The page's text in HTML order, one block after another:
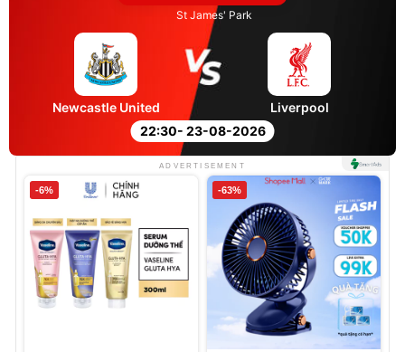
St James' Park
22:30- 23-08-2026
Newcastle United Liverpool
ADVERTISEMENT
-6% -63%